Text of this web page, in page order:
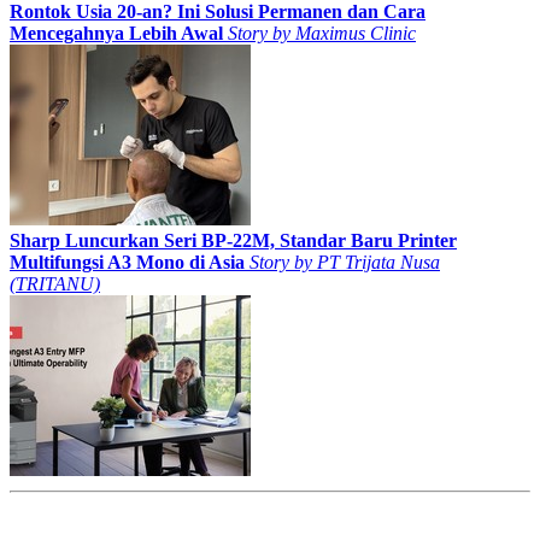
Rontok Usia 20-an? Ini Solusi Permanen dan Cara
Mencegahnya Lebih Awal Story by Maximus Clinic
Sharp Luncurkan Seri BP-22M, Standar Baru Printer
Multifungsi A3 Mono di Asia Story by PT Trijata Nusa
(TRITANU)